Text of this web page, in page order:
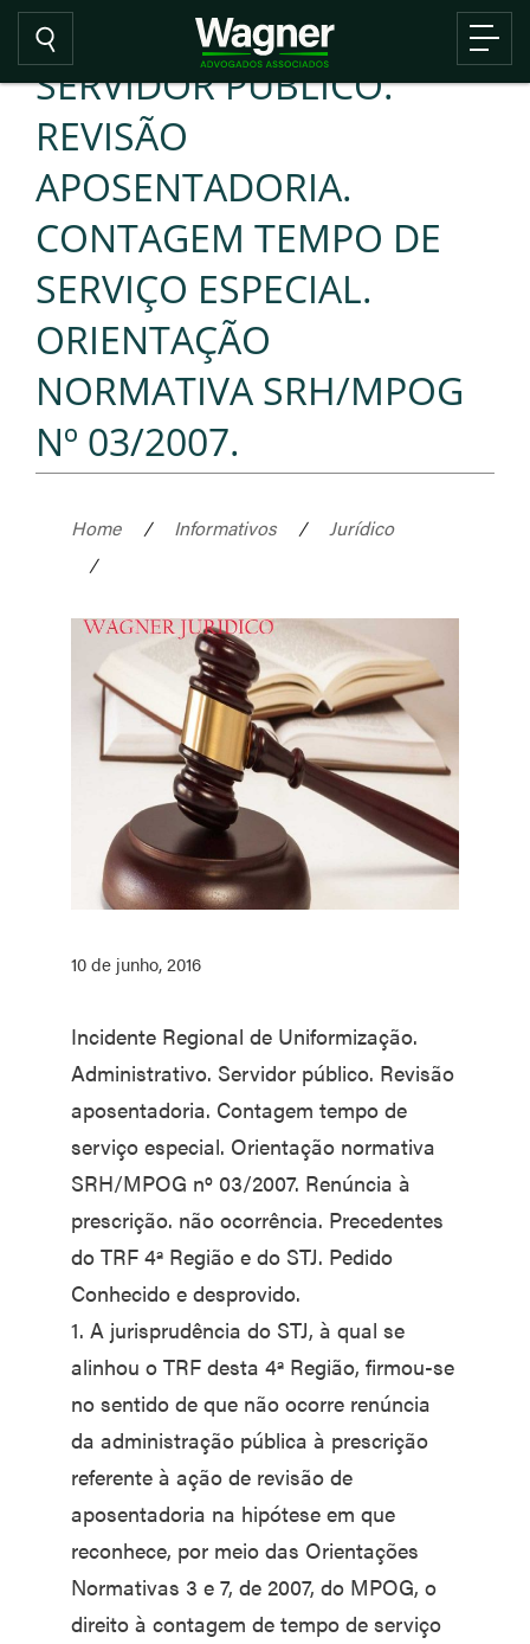
SERVIDOR PÚBLICO.
REVISÃO
APOSENTADORIA.
CONTAGEM TEMPO DE
SERVIÇO ESPECIAL.
ORIENTAÇÃO
NORMATIVA SRH/MPOG
Nº 03/2007.
Home / Informativos /
Jurídico
/
10 de junho, 2016
Incidente Regional de Uniformização.
Administrativo. Servidor público. Revisão
aposentadoria. Contagem tempo de
serviço especial. Orientação normativa
SRH/MPOG nº 03/2007. Renúncia à
prescrição. não ocorrência. Precedentes
do TRF 4ª Região e do STJ. Pedido
Conhecido e desprovido.
1. A jurisprudência do STJ, à qual se
alinhou o TRF desta 4ª Região, firmou-se
no sentido de que não ocorre renúncia
da administração pública à prescrição
referente à ação de revisão de
aposentadoria na hipótese em que
reconhece, por meio das Orientações
Normativas 3 e 7, de 2007, do MPOG, o
direito à contagem de tempo de serviço